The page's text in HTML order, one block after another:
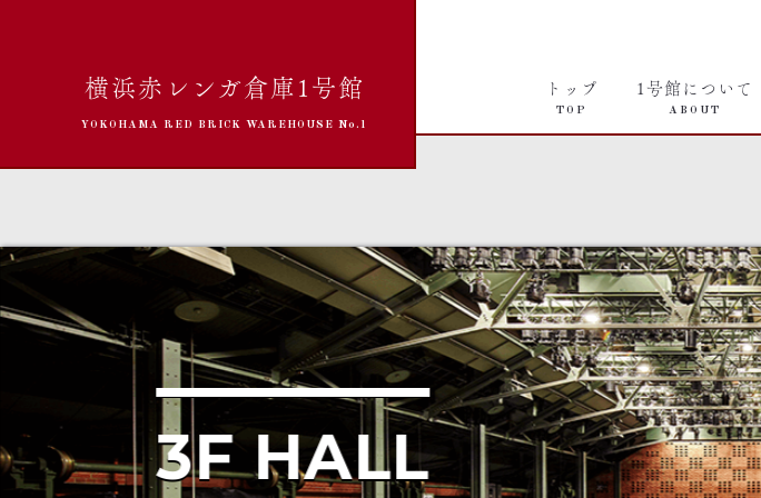
横浜赤レンガ倉庫1号館
YOKOHAMA RED BRICK WAREHOUSE No.1
トップ
TOP
1号館について
ABOUT
3F HALL